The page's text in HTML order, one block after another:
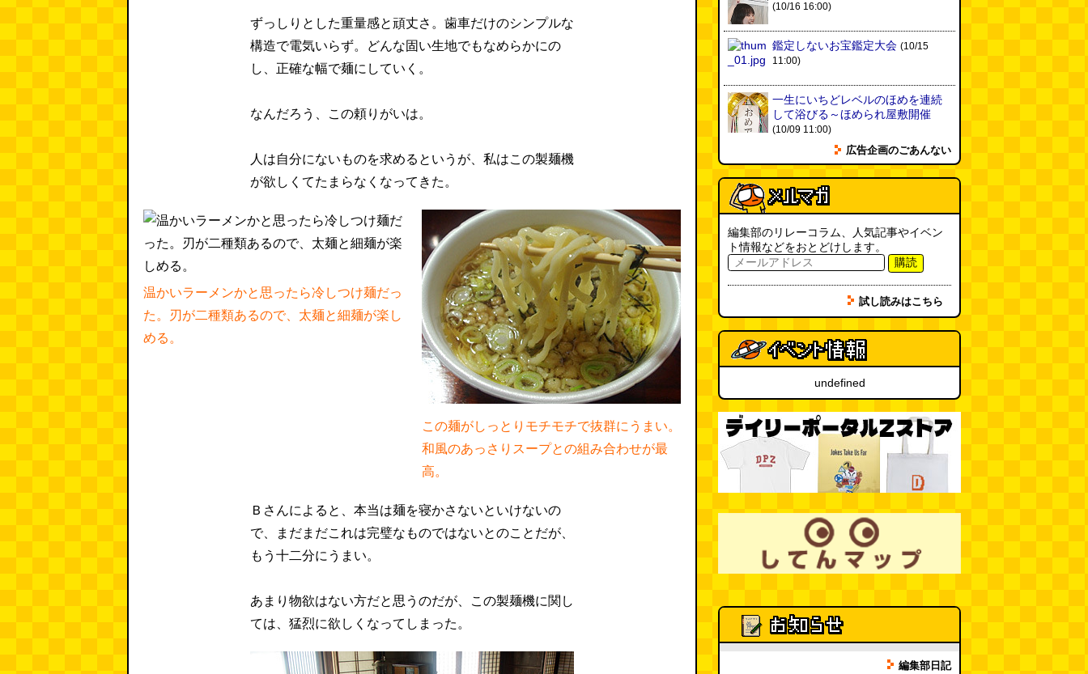
ずっしりとした重量感と頑丈さ。歯車だけのシンプルな
構造で電気いらず。どんな固い生地でもなめらかにの
し、正確な幅で麺にしていく。
なんだろう、この頼りがいは。
人は自分にないものを求めるというが、私はこの製麺機
が欲しくてたまらなくなってきた。
温かいラーメンかと思ったら冷しつけ麺だっ
た。刃が二種類あるので、太麺と細麺が楽し
める。
この麺がしっとりモチモチで抜群にうまい。
和風のあっさりスープとの組み合わせが最
高。
Ｂさんによると、本当は麺を寝かさないといけないの
で、まだまだこれは完璧なものではないとのことだが、
もう十二分にうまい。
あまり物欲はない方だと思うのだが、この製麺機に関し
ては、猛烈に欲しくなってしまった。
ミンティアで汗がおさえられるの
11:00)
新情報）(ほり)
夏の良さ、庭の木を抜く、AIっぽ
さ・7/25～31 のデイリーポータ
ルZダイジェスト(デイリーポー
タルZ) (08.02 11:00)
おもしろいって言われたい 第1回
(08.02 11:00)
冷房の壊れた焼肉屋（2026.8.2
朝エッセイと更新情報）(トルー)
カシューナッツの果実、カシュー
アップルは甘渋かった（傑作選）
(玉置標本) (08.01 18:00)
非常口の可能性があるタイヤ(ん
ちゅたぐい) (08.01 16:00)
青森駅前にはビーチがある
(読者
投稿)
(08.01 16:00)
(10/16 16:00)
鑑定しないお宝鑑定大会 (10/15
11:00)
一生にいちどレベルのほめを連続
して浴びる～ほめられ屋敷開催
(10/09 11:00)
広告企画のごあんない
編集部のリレーコラム、人気記事やイベン
ト情報などをおとどけします。
購読
試し読みはこちら
undefined
編集部日記